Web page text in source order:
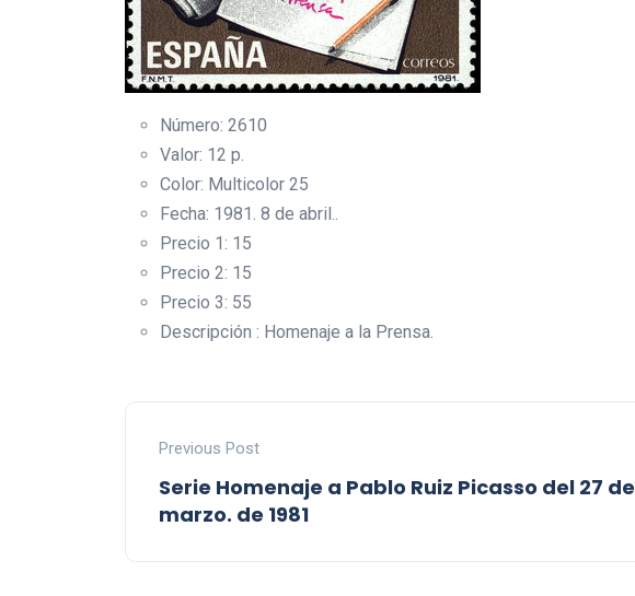
Número: 2610
Valor: 12 p.
Color: Multicolor 25
Fecha: 1981. 8 de abril..
Precio 1: 15
Precio 2: 15
Precio 3: 55
Descripción : Homenaje a la Prensa.
Previous Post
Serie Homenaje a Pablo Ruiz Picasso del 27 de
marzo. de 1981